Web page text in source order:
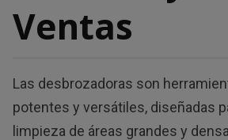
Ventas
Las desbrozadoras son
potentes y versátiles, diseñadas
limpieza de áreas grandes y